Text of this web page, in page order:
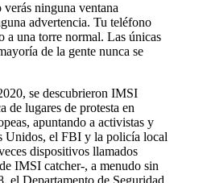
ninguna ventana
advertencia. Tu teléfono
a una torre normal. Las únicas
de la gente nunca se
se descubrieron IMSI
de lugares de protesta en
apuntando a activistas y
Unidos, el FBI y la policía local
dispositivos llamados
IMSI catcher-, a menudo sin